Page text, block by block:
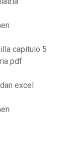
capitulo 5
pdf
excel